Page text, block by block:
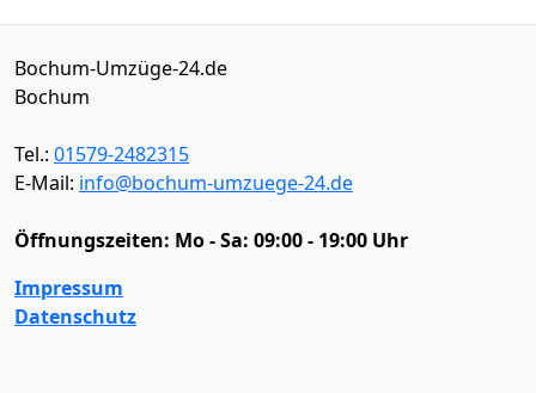
Bochum-Umzüge-24.de
Bochum
Tel.: 01579-2482315
E-Mail: info@bochum-umzuege-24.de
Öffnungszeiten: Mo - Sa: 09:00 - 19:00 Uhr
Impressum
Datenschutz